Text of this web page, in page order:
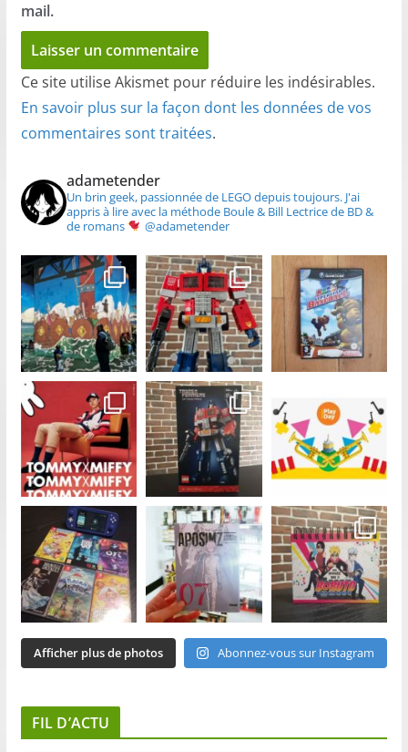
mail.
Ce site utilise Akismet pour réduire les indésirables.
En savoir plus sur la façon dont les données de vos
commentaires sont traitées.
adametender
Un brin geek, passionnée de LEGO depuis toujours.J'ai
appris à lire avec la méthode Boule & Bill Lectrice de BD &
de romans
@adametender
Afficher plus de photos Abonnez-vous sur Instagram
FIL D’ACTU